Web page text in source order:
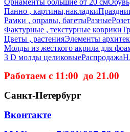
Панно , картины,накладки
Рамки , оправы, багетыРазные
Фактурные , текстурные коврики
Цветы , растенияЭлементы
Молды из жесткого акрила для
3 D молды целиковыеРаспродажа
Работаем с 11:00 до 21.00
Санкт-Петербург
Вконтакте